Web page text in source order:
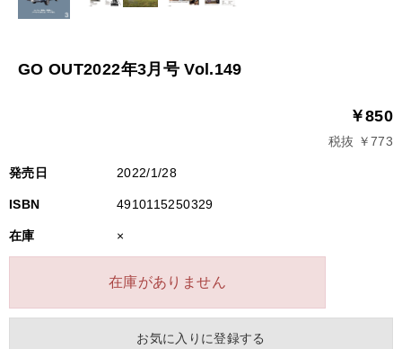
GO OUT2022年3月号 Vol.149
￥850
税抜 ￥773
発売日 2022/1/28
ISBN 4910115250329
在庫 ×
在庫がありません
お気に入りに登録する